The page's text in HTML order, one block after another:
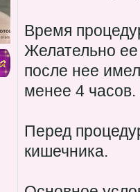
Время
Желательно
после нее
менее 4 часов.
Перед
кишечника.